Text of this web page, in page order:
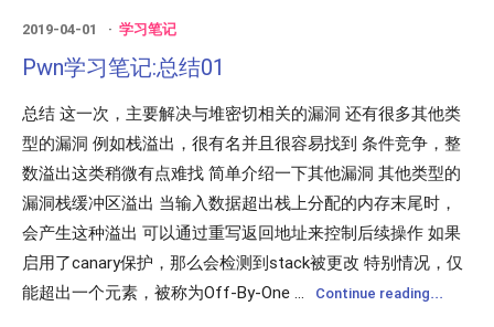
2019-04-01 学习笔记
Pwn学习笔记:总结01
总结 这一次，主要解决与堆密切相关的漏洞 还有很多其他类
型的漏洞 例如栈溢出，很有名并且很容易找到 条件竞争，整
数溢出这类稍微有点难找 简单介绍一下其他漏洞 其他类型的
漏洞栈缓冲区溢出 当输入数据超出栈上分配的内存末尾时，
会产生这种溢出 可以通过重写返回地址来控制后续操作 如果
启用了canary保护，那么会检测到stack被更改 特别情况，仅
能超出一个元素，被称为Off-By-One ...
Continue reading...